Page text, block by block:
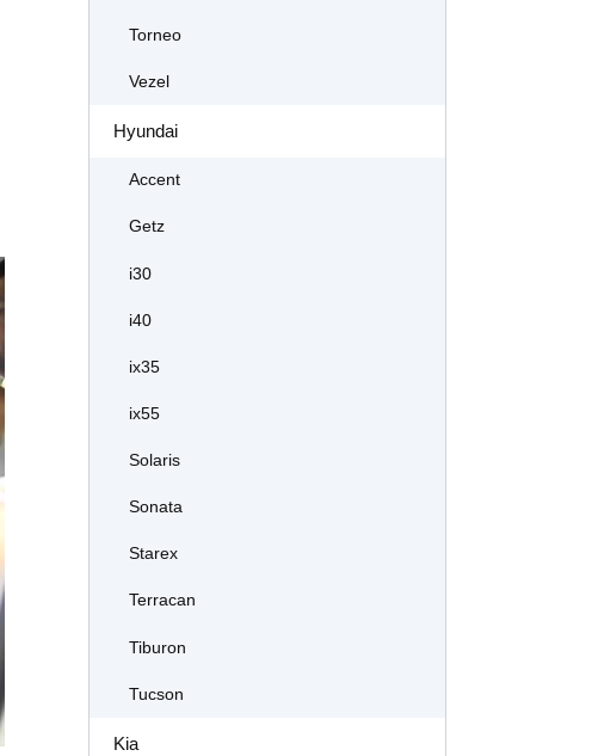
Torneo
Vezel
Hyundai
Accent
Getz
i30
i40
ix35
ix55
Solaris
Sonata
Starex
Terracan
Tiburon
Tucson
Kia